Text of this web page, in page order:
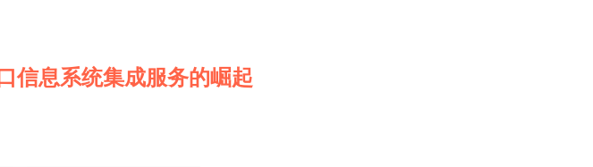
信息系统集成服务的崛起